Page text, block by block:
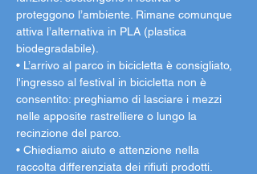
proteggono l’ambiente. Rimane comunque
attiva l’alternativa in PLA (plastica
biodegradabile).
• L’arrivo al parco in bicicletta è consigliato,
l'ingresso al festival in bicicletta non è
consentito: preghiamo di lasciare i mezzi
nelle apposite rastrelliere o lungo la
recinzione del parco.
• Chiediamo aiuto e attenzione nella
raccolta differenziata dei rifiuti prodotti.